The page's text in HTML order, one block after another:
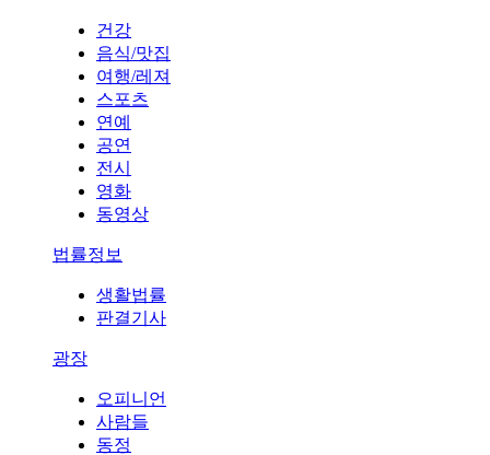
건강
음식/맛집
여행/레져
스포츠
연예
공연
전시
영화
동영상
법률정보
생활법률
판결기사
광장
오피니언
사람들
동정